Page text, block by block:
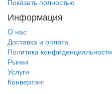
Показать полностью
Информация
O нас
Доставка и оплата
Политика конфиденциальности
Рынки
Услуги
Конвертинг